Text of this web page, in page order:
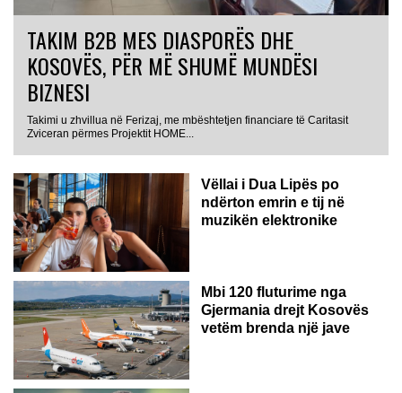
TAKIM B2B MES DIASPORËS DHE
KOSOVËS, PËR MË SHUMË MUNDËSI
BIZNESI
Takimi u zhvillua në Ferizaj, me mbështetjen financiare të Caritasit
Zviceran përmes Projektit HOME...
Vëllai i Dua Lipës po
ndërton emrin e tij në
muzikën elektronike
GJERMANI
Mbi 120 fluturime nga
Gjermania drejt Kosovës
vetëm brenda një jave